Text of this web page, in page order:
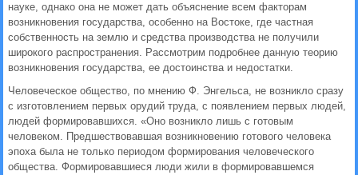
науке, однако она не может дать объяснение всем факторам
возникновения государства, особенно на Востоке, где частная
собственность на землю и средства производства не получили
широкого распространения. Рассмотрим подробнее данную теорию
возникновения государства, ее достоинства и недостатки.
Человеческое общество, по мнению Ф. Энгельса, не возникло сразу
с изготовлением первых орудий труда, с появлением первых людей,
людей формировавшихся. «Оно возникло лишь с готовым
человеком. Предшествовавшая возникновению готового человека
эпоха была не только периодом формирования человеческого
общества. Формировавшиеся люди жили в формировавшемся